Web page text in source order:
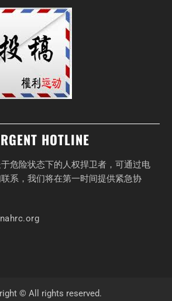
HOTLINE
危险状态下的人权捍卫者，可通过电
系，我们将在第一时间提供紧急协
.org
© All rights reserved.